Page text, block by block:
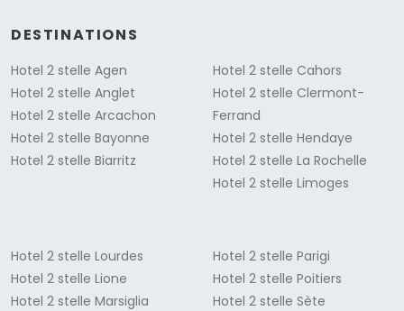
DESTINATIONS
Hotel 2 stelle Agen
Hotel 2 stelle Anglet
Hotel 2 stelle Arcachon
Hotel 2 stelle Bayonne
Hotel 2 stelle Biarritz
Hotel 2 stelle Cahors
Hotel 2 stelle Clermont-
Ferrand
Hotel 2 stelle Hendaye
Hotel 2 stelle La Rochelle
Hotel 2 stelle Limoges
Hotel 2 stelle Lourdes
Hotel 2 stelle Lione
Hotel 2 stelle Marsiglia
Hotel 2 stelle Parigi
Hotel 2 stelle Poitiers
Hotel 2 stelle Sète